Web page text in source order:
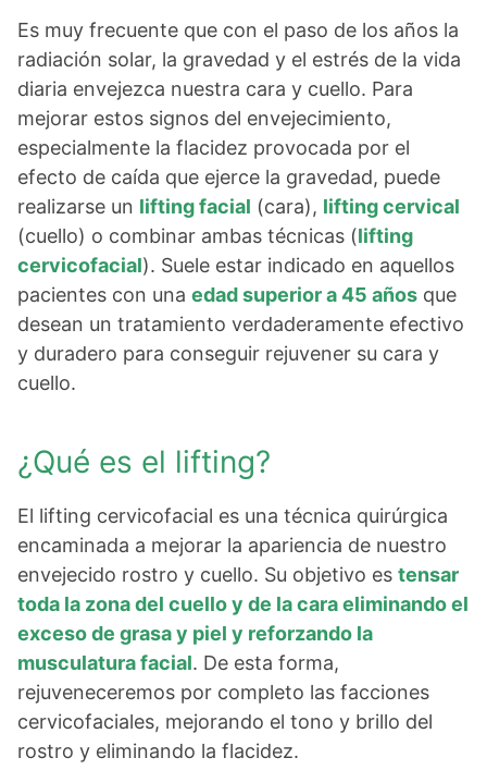
Es muy frecuente que con el paso de los años la
radiación solar, la gravedad y el estrés de la vida
diaria envejezca nuestra cara y cuello. Para
mejorar estos signos del envejecimiento,
especialmente la flacidez provocada por el
efecto de caída que ejerce la gravedad, puede
realizarse un lifting facial (cara), lifting cervical
(cuello) o combinar ambas técnicas (lifting
cervicofacial). Suele estar indicado en aquellos
pacientes con una edad superior a 45 años que
desean un tratamiento verdaderamente efectivo
y duradero para conseguir rejuvener su cara y
cuello.
¿Qué es el lifting?
El lifting cervicofacial es una técnica quirúrgica
encaminada a mejorar la apariencia de nuestro
envejecido rostro y cuello. Su objetivo es tensar
toda la zona del cuello y de la cara eliminando el
exceso de grasa y piel y reforzando la
musculatura facial. De esta forma,
rejuveneceremos por completo las facciones
cervicofaciales, mejorando el tono y brillo del
rostro y eliminando la flacidez.